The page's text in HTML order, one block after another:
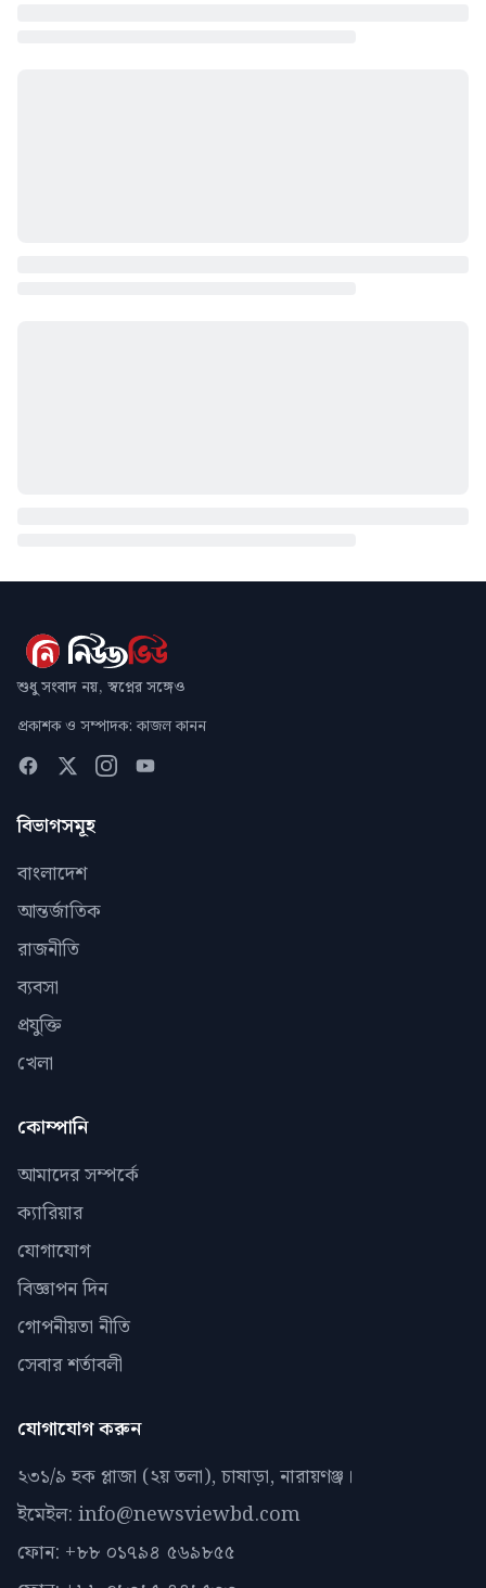
শুধু সংবাদ নয়, স্বপ্নের সঙ্গেও
প্রকাশক ও সম্পাদক: কাজল কানন
বিভাগসমূহ
বাংলাদেশ
আন্তর্জাতিক
রাজনীতি
ব্যবসা
প্রযুক্তি
খেলা
কোম্পানি
আমাদের সম্পর্কে
ক্যারিয়ার
যোগাযোগ
বিজ্ঞাপন দিন
গোপনীয়তা নীতি
সেবার শর্তাবলী
যোগাযোগ করুন
২৩১/৯ হক প্লাজা (২য় তলা), চাষাড়া, নারায়ণঞ্জ।
ইমেইল: info@newsviewbd.com
ফোন: +৮৮ ০১৭৯৪ ৫৬৯৮৫৫